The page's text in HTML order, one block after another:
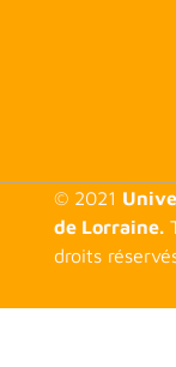
© 2021
de Lorraine.
droits